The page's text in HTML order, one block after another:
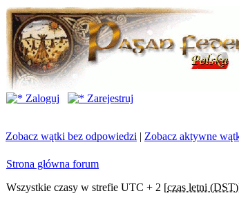
Zaloguj
Zarejestruj
Zobacz wątki bez odpowiedzi | Zobacz aktywne
Strona główna forum
Wszystkie czasy w strefie UTC + 2 [czas letni (DST)